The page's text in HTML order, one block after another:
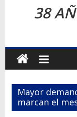
Autos,
camiones,
motos,
38
Mayor
marcan el